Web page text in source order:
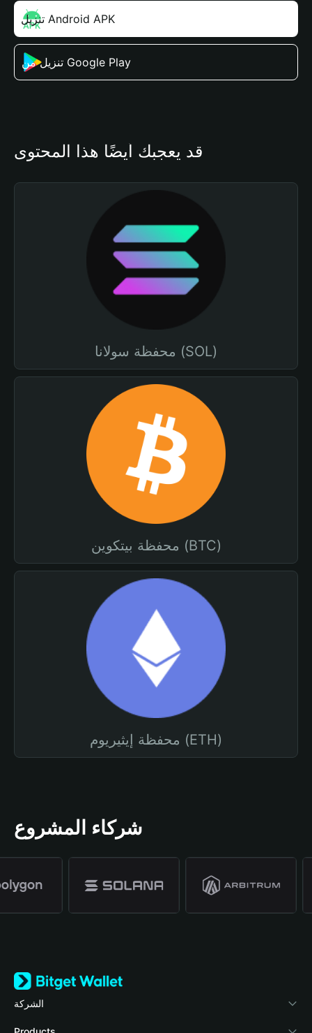
تنزيل Android APK
تنزيل من Google Play
قد يعجبك أيضًا هذا المحتوى
محفظة سولانا (SOL)
محفظة بيتكوين (BTC)
محفظة إيثيريوم (ETH)
شركاء المشروع
الشركة